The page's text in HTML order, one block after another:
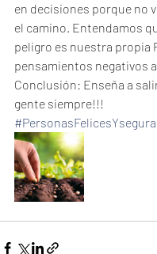
en decisiones porque no
el camino. Entendamos
peligro es nuestra propia
pensamientos negativos
Conclusión: Enseña a
gente siempre!!!